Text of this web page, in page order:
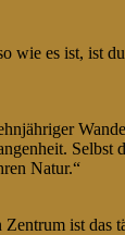
wie es ist, ist
Selbst
Natur.“
ist das